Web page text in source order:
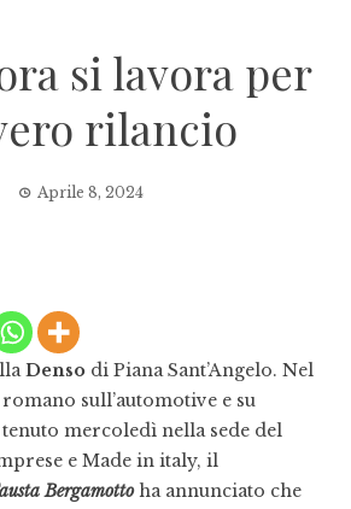
si lavora per
rilancio
Aprile 8, 2024
Denso di Piana Sant’Angelo. Nel
sull’automotive e su
mercoledì nella sede del
e Made in italy, il
Bergamottoha annunciato che